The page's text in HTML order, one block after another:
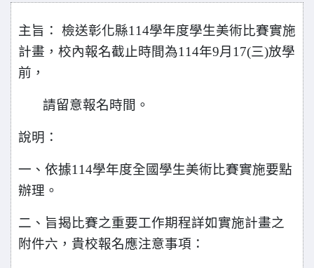
主旨： 檢送彰化縣114學年度學生美術比賽實施
計畫，校內報名截止時間為114年9月17(三)放學
前，
請留意報名時間。
說明：
一、依據114學年度全國學生美術比賽實施要點
辦理。
二、旨揭比賽之重要工作期程詳如實施計畫之
附件六，貴校報名應注意事項：